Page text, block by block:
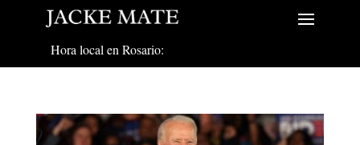
Hora local en Rosario: